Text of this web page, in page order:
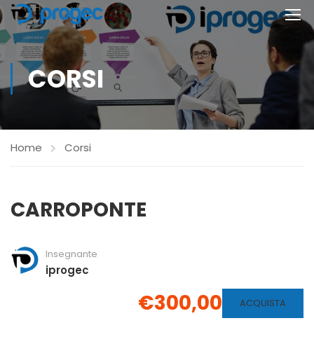
CORSI
Home Corsi
CARROPONTE
Insegnante
iprogec
€300,00 ACQUISTA